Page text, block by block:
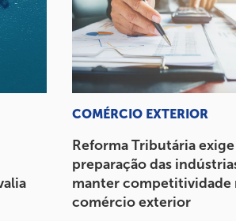
COMÉRCIO EXTERIOR
Reforma Tributária exige
preparação das
manter competitividade
comércio exterior